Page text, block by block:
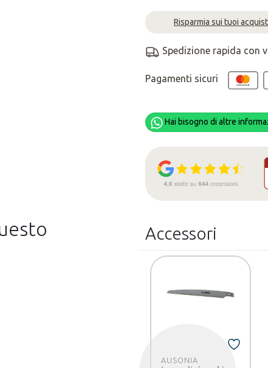
Risparmia sui tuoi
Spedizione rapida con
Pagamenti sicuri
Hai bisogno di altre
Accessori
AUSONIA